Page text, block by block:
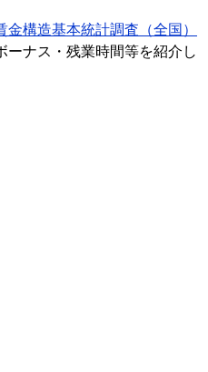
金構造基本統計調査（全国）
ーナス・残業時間等を紹介し